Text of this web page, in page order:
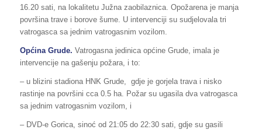
16.20 sati, na lokalitetu Južna zaobilaznica. Opožarena je manja
površina trave i borove šume. U intervenciji su sudjelovala tri
vatrogasca sa jednim vatrogasnim vozilom.
Općina Grude. Vatrogasna jedinica općine Grude, imala je
intervencije na gašenju požara, i to:
– u blizini stadiona HNK Grude, gdje je gorjela trava i nisko
rastinje na površini cca 0.5 ha. Požar su ugasila dva vatrogasca
sa jednim vatrogasnim vozilom, i
– DVD-e Gorica, sinoć od 21:05 do 22:30 sati, gdje su gasili